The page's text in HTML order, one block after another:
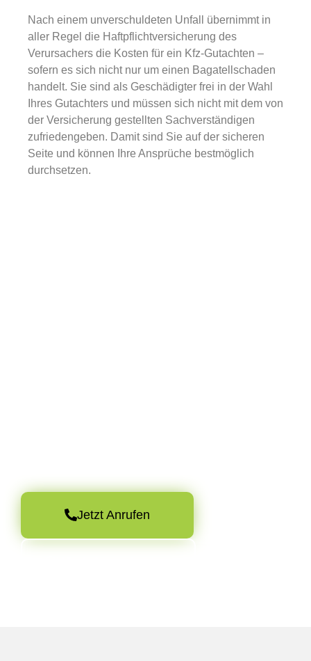
Nach einem unverschuldeten Unfall übernimmt in
aller Regel die Haftpflichtversicherung des
Verursachers die Kosten für ein Kfz-Gutachten –
sofern es sich nicht nur um einen Bagatellschaden
handelt. Sie sind als Geschädigter frei in der Wahl
Ihres Gutachters und müssen sich nicht mit dem von
der Versicherung gestellten Sachverständigen
zufriedengeben. Damit sind Sie auf der sicheren
Seite und können Ihre Ansprüche bestmöglich
durchsetzen.
Jetzt Anrufen